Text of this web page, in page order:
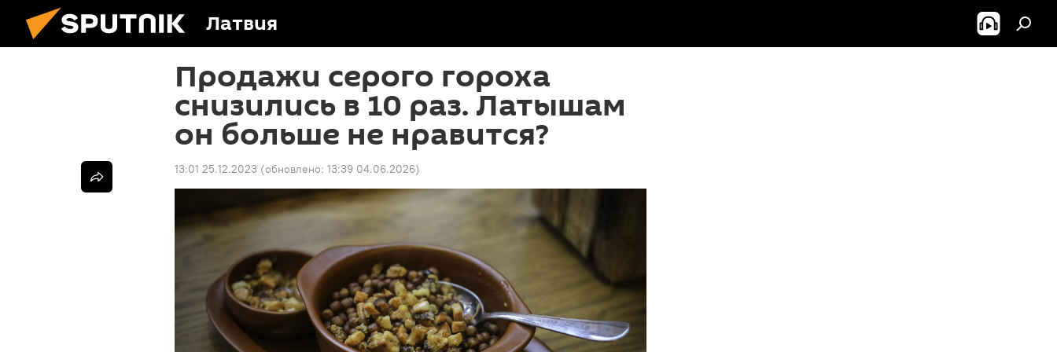
Латвия
Продажи серого гороха
снизились в 10 раз. Латышам
он больше не нравится?
13:01 25.12.2023 (обновлено: 13:39 04.06.2026)